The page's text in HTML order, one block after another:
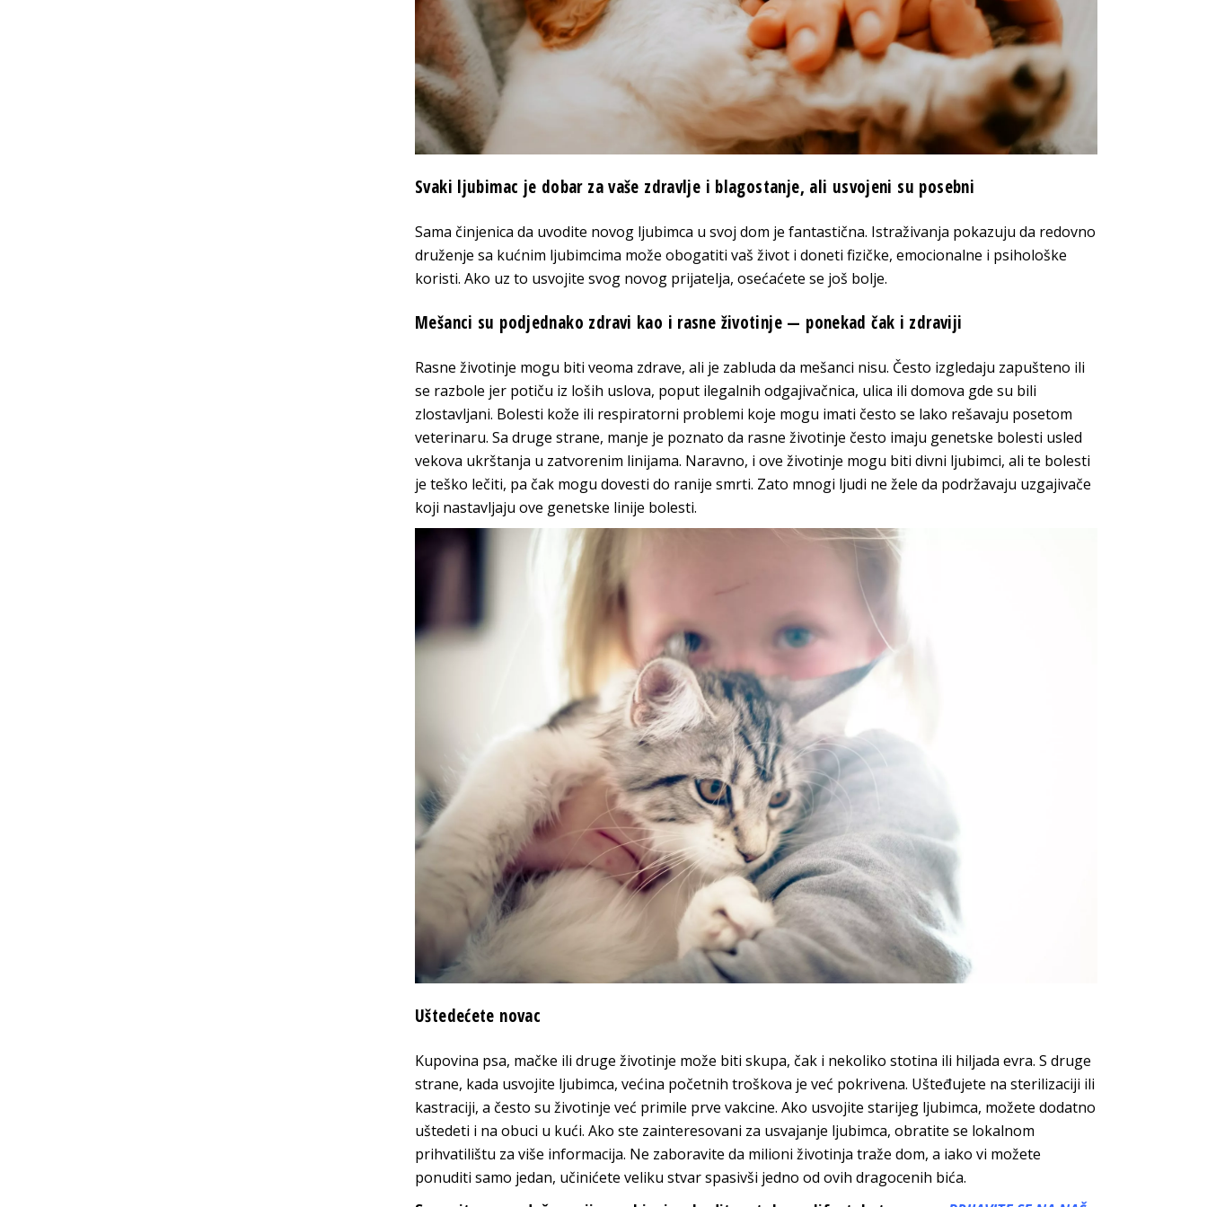
Svaki ljubimac je dobar za vaše zdravlje i blagostanje, ali usvojeni su posebni
Sama činjenica da uvodite novog ljubimca u svoj dom je fantastična. Istraživanja pokazuju da redovno
druženje sa kućnim ljubimcima može obogatiti vaš život i doneti fizičke, emocionalne i psihološke
koristi. Ako uz to usvojite svog novog prijatelja, osećaćete se još bolje.
Mešanci su podjednako zdravi kao i rasne životinje — ponekad čak i zdraviji
Rasne životinje mogu biti veoma zdrave, ali je zabluda da mešanci nisu. Često izgledaju zapušteno ili
se razbole jer potiču iz loših uslova, poput ilegalnih odgajivačnica, ulica ili domova gde su bili
zlostavljani. Bolesti kože ili respiratorni problemi koje mogu imati često se lako rešavaju posetom
veterinaru. Sa druge strane, manje je poznato da rasne životinje često imaju genetske bolesti usled
vekova ukrštanja u zatvorenim linijama. Naravno, i ove životinje mogu biti divni ljubimci, ali te bolesti
je teško lečiti, pa čak mogu dovesti do ranije smrti. Zato mnogi ljudi ne žele da podržavaju uzgajivače
koji nastavljaju ove genetske linije bolesti.
Uštedećete novac
Kupovina psa, mačke ili druge životinje može biti skupa, čak i nekoliko stotina ili hiljada evra. S druge
strane, kada usvojite ljubimca, većina početnih troškova je već pokrivena. Ušteđujete na sterilizaciji ili
kastraciji, a često su životinje već primile prve vakcine. Ako usvojite starijeg ljubimca, možete dodatno
uštedeti i na obuci u kući. Ako ste zainteresovani za usvajanje ljubimca, obratite se lokalnom
prihvatilištu za više informacija. Ne zaboravite da milioni životinja traže dom, a iako vi možete
ponuditi samo jedan, učinićete veliku stvar spasivši jedno od ovih dragocenih bića.